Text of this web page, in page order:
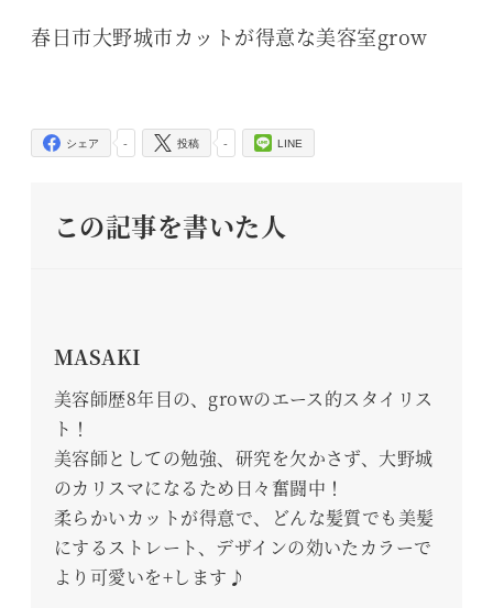
春日市大野城市カットが得意な美容室grow
-
シェア -
投稿 LINE
この記事を書いた人
MASAKI
美容師歴8年目の、growのエース的スタイリス
ト！
美容師としての勉強、研究を欠かさず、大野城
のカリスマになるため日々奮闘中！
柔らかいカットが得意で、どんな髪質でも美髪
にするストレート、デザインの効いたカラーで
より可愛いを+します♪